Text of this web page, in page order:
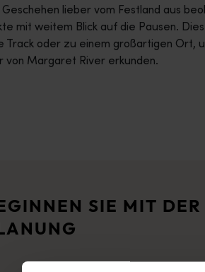
Geschehen lieber vom Festland aus
mit weitem Blick auf die Pausen.
Track oder zu einem großartigen Ort,
von Margaret River erkunden.
SIE MIT DER